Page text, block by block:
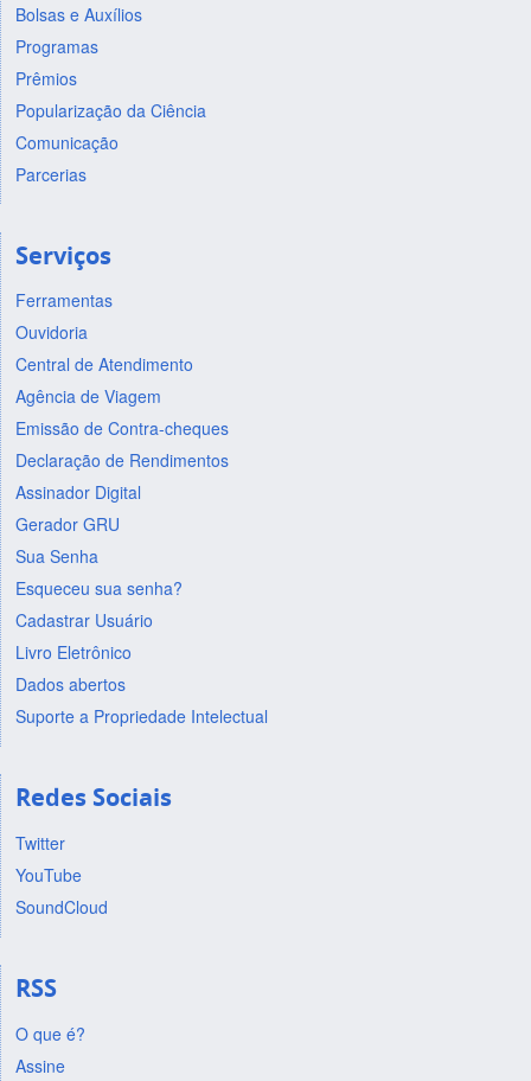
Bolsas e Auxílios
Programas
Prêmios
Popularização da Ciência
Comunicação
Parcerias
Serviços
Ferramentas
Ouvidoria
Central de Atendimento
Agência de Viagem
Emissão de Contra-cheques
Declaração de Rendimentos
Assinador Digital
Gerador GRU
Sua Senha
Esqueceu sua senha?
Cadastrar Usuário
Livro Eletrônico
Dados abertos
Suporte a Propriedade Intelectual
Redes Sociais
Twitter
YouTube
SoundCloud
RSS
O que é?
Assine